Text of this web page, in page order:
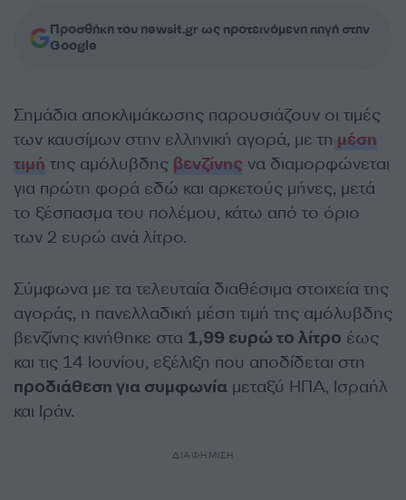
Προσθήκη του newsit.gr ως προτεινόμενη πηγή στην
Google
Σημάδια αποκλιμάκωσης παρουσιάζουν οι τιμές
των καυσίμων στην ελληνική αγορά, με τη μέση
τιμή της αμόλυβδης βενζίνης να διαμορφώνεται
για πρώτη φορά εδώ και αρκετούς μήνες, μετά
το ξέσπασμα του πολέμου, κάτω από το όριο
των 2 ευρώ ανά λίτρο.
Σύμφωνα με τα τελευταία διαθέσιμα στοιχεία της
αγοράς, η πανελλαδική μέση τιμή της αμόλυβδης
βενζίνης κινήθηκε στα 1,99 ευρώ το λίτρο έως
και τις 14 Ιουνίου, εξέλιξη που αποδίδεται στη
προδιάθεση για συμφωνία μεταξύ ΗΠΑ, Ισραήλ
και Ιράν.
ΔΙΑΦΗΜΙΣΗ